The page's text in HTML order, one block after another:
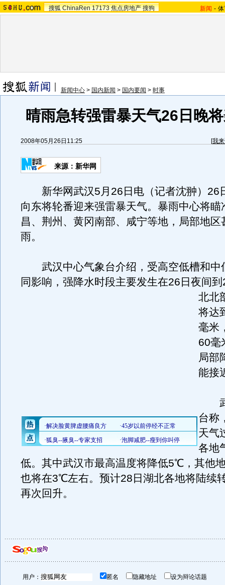
搜狐 ChinaRen 17173 焦点房地产 搜狗 新闻 -
新闻中心 > 国内新闻 > 国内要闻 > 时事
晴雨急转强雷暴天气26日晚
2008年05月26日11:25 [我
来源：新华网
新华网武汉5月26日电（记者沈翀）26
向东将轮番迎来强雷暴天气。暴雨中心将瞄
昌、荆州、黄冈南部、咸宁等地，局部地区
雨。
武汉中心气象台介绍，受高空低槽和中
同影响，强降水时段主要发生在26日夜间
北北
将达
毫米
60毫
局部
能接
武
台称
天气
各地
低。其中武汉市最高温度将降低5℃，其他
也将在3℃左右。预计28日湖北各地将陆续
再次回升。
用户： 匿名 隐藏地址 设为辩论话题